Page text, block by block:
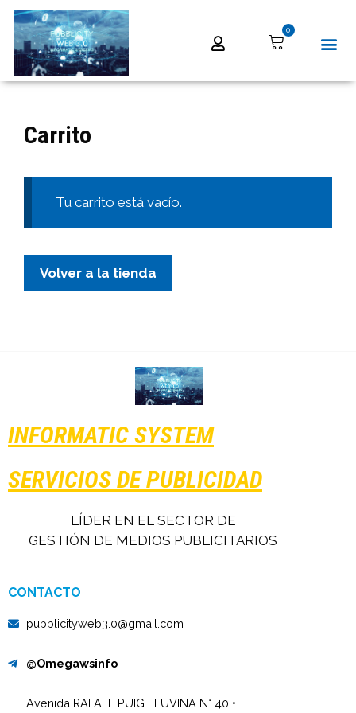
0
Carrito
Tu carrito está vacío.
Volver a la tienda
INFORMATIC SYSTEM
SERVICIOS DE PUBLICIDAD
LÍDER EN EL SECTOR DE
GESTIÓN DE MEDIOS PUBLICITARIOS
CONTACTO
pubblicityweb3.0@gmail.com
@Omegawsinfo
Avenida RAFAEL PUIG LLUVINA N° 40 •